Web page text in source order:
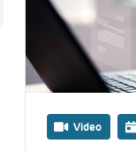
Video